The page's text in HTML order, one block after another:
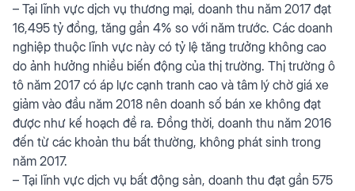
– Tại lĩnh vực dịch vụ thương mại, doanh thu năm 2017 đạt
16,495 tỷ đồng, tăng gần 4% so với năm trước. Các doanh
nghiệp thuộc lĩnh vực này có tỷ lệ tăng trưởng không cao
do ảnh hưởng nhiều biến động của thị trường. Thị trường ô
tô năm 2017 có áp lực cạnh tranh cao và tâm lý chờ giá xe
giảm vào đầu năm 2018 nên doanh số bán xe không đạt
được như kế hoạch đề ra. Đồng thời, doanh thu năm 2016
đến từ các khoản thu bất thường, không phát sinh trong
năm 2017.
– Tại lĩnh vực dịch vụ bất động sản, doanh thu đạt gần 575